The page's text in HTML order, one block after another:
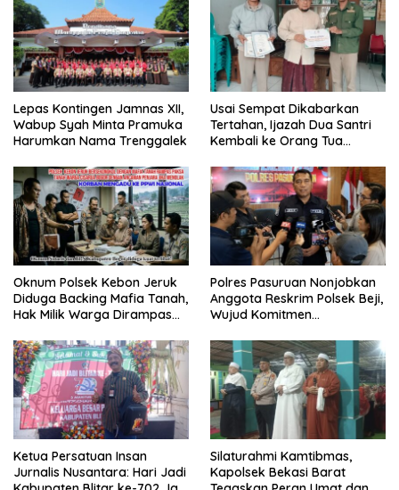
Lepas Kontingen Jamnas XII,
Wabup Syah Minta Pramuka
Harumkan Nama Trenggalek
Usai Sempat Dikabarkan
Tertahan, Ijazah Dua Santri
Kembali ke Orang Tua
Oknum Polsek Kebon Jeruk
Diduga Backing Mafia Tanah,
Hak Milik Warga Dirampas
Polres Pasuruan Nonjobkan
Anggota Reskrim Polsek Beji,
Wujud Komitmen
Dugaan Penganiayaan
Ketua Persatuan Insan
Jurnalis Nusantara: Hari Jadi
Silaturahmi Kamtibmas,
Kapolsek Bekasi Barat